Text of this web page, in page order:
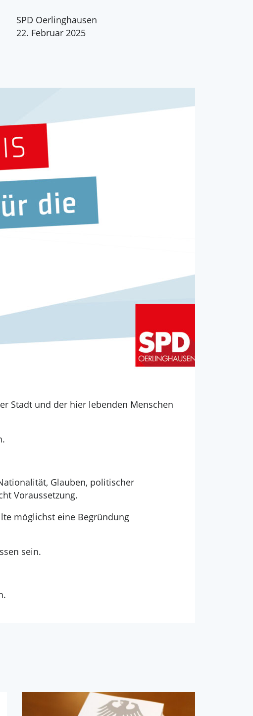
SPD Oerlinghausen
22. Februar 2025
Stadt und der hier lebenden Menschen
Glauben, politischer
Voraussetzung.
möglichst eine Begründung
sein.